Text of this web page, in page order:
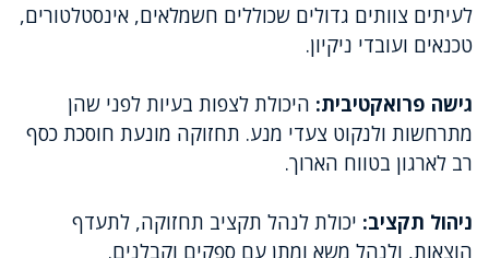
לעיתים צוותים גדולים שכוללים חשמלאים, אינסטלטורים,
טכנאים ועובדי ניקיון.
גישה פרואקטיבית: היכולת לצפות בעיות לפני שהן
מתרחשות ולנקוט צעדי מנע. תחזוקה מונעת חוסכת כסף
רב לארגון בטווח הארוך.
ניהול תקציב: יכולת לנהל תקציב תחזוקה, לתעדף
הוצאות, ולנהל משא ומתן עם ספקים וקבלנים.